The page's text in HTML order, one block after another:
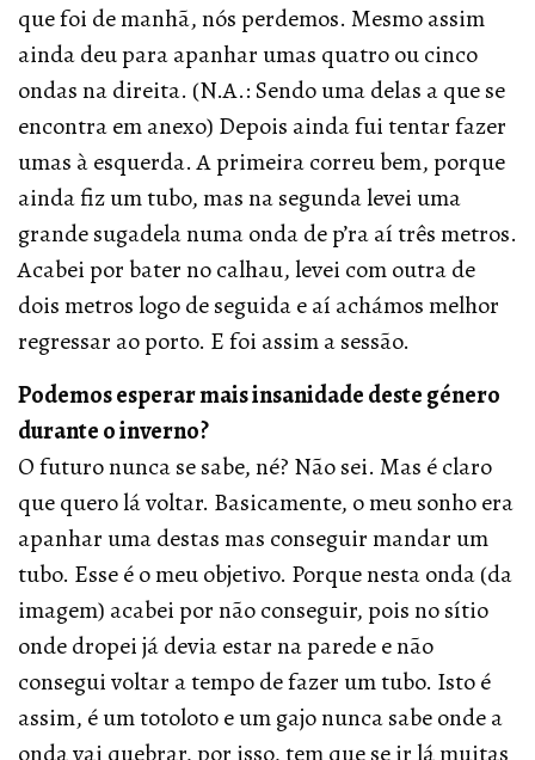
que foi de manhã, nós perdemos. Mesmo assim
ainda deu para apanhar umas quatro ou cinco
ondas na direita. (N.A.: Sendo uma delas a que se
encontra em anexo) Depois ainda fui tentar fazer
umas à esquerda. A primeira correu bem, porque
ainda fiz um tubo, mas na segunda levei uma
grande sugadela numa onda de p’ra aí três metros.
Acabei por bater no calhau, levei com outra de
dois metros logo de seguida e aí achámos melhor
regressar ao porto. E foi assim a sessão.
Podemos esperar mais insanidade deste género
durante o inverno?
O futuro nunca se sabe, né? Não sei. Mas é claro
que quero lá voltar. Basicamente, o meu sonho era
apanhar uma destas mas conseguir mandar um
tubo. Esse é o meu objetivo. Porque nesta onda (da
imagem) acabei por não conseguir, pois no sítio
onde dropei já devia estar na parede e não
consegui voltar a tempo de fazer um tubo. Isto é
assim, é um totoloto e um gajo nunca sabe onde a
onda vai quebrar, por isso, tem que se ir lá muitas